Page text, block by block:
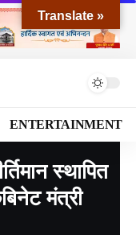
ENTERTAINMENT
>टिहरी झील में तैराकी का कीर्तिमान स्थापित करने वाले पिता-पुत्रों का कैबिनेट मंत्री गणेश जोशी ने किया सम्मान
स्थापित
मंत्री
Translate »